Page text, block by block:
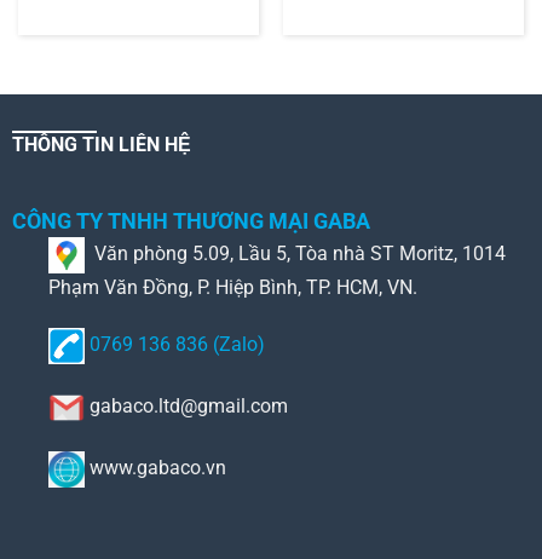
THÔNG TIN LIÊN HỆ
CÔNG TY TNHH THƯƠNG MẠI GABA
Văn phòng 5.09, Lầu 5, Tòa nhà ST Moritz, 1014
Phạm Văn Đồng, P. Hiệp Bình, TP. HCM, VN.
0769 136 836 (Zalo)
gabaco.ltd@gmail.com
www.gabaco.vn